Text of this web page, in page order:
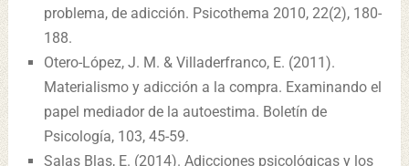
problema, de adicción. Psicothema 2010, 22(2), 180-
188.
Otero-López, J. M. & Villaderfranco, E. (2011).
Materialismo y adicción a la compra. Examinando el
papel mediador de la autoestima. Boletín de
Psicología, 103, 45-59.
Salas Blas, E. (2014). Adicciones psicológicas y los